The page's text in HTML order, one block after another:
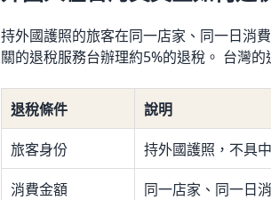
持外國護照的旅客在同一店家、同一日消
關的退稅服務台辦理約5%的退稅。 台灣
退稅條件 說明
旅客身份 持外國護照，不具
消費金額 同一店家、同一日